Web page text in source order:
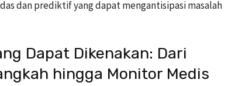
dan prediktif yang dapat mengantisipasi masalah
Dapat Dikenakan: Dari
hingga Monitor Medis